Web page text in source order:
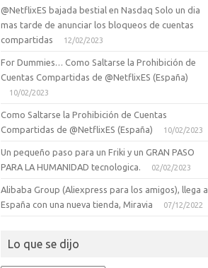
@NetflixES bajada bestial en Nasdaq Solo un dia
mas tarde de anunciar los bloqueos de cuentas
compartidas
12/02/2023
For Dummies… Como Saltarse la Prohibición de
Cuentas Compartidas de @NetflixES (España)
10/02/2023
Como Saltarse la Prohibición de Cuentas
Compartidas de @NetflixES (España)
10/02/2023
Un pequeño paso para un Friki y un GRAN PASO
PARA LA HUMANIDAD tecnologica.
02/02/2023
Alibaba Group (Aliexpress para los amigos), llega a
España con una nueva tienda, Miravia
07/12/2022
Lo que se dijo